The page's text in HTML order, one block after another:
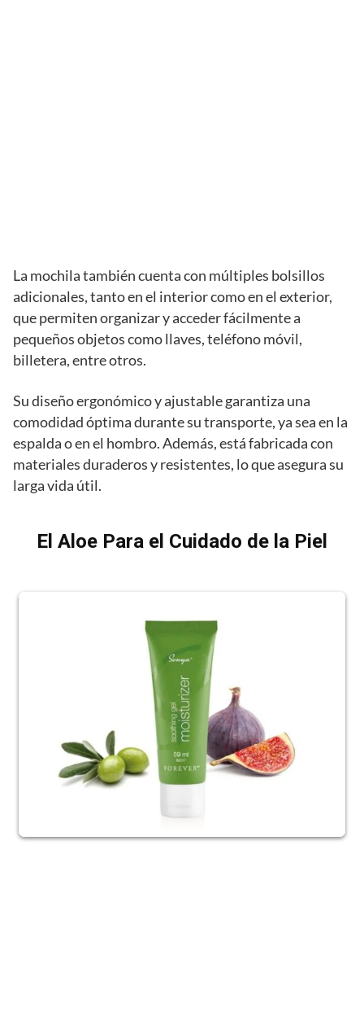
La mochila también cuenta con múltiples bolsillos
adicionales, tanto en el interior como en el exterior,
que permiten organizar y acceder fácilmente a
pequeños objetos como llaves, teléfono móvil,
billetera, entre otros.
Su diseño ergonómico y ajustable garantiza una
comodidad óptima durante su transporte, ya sea en la
espalda o en el hombro. Además, está fabricada con
materiales duraderos y resistentes, lo que asegura su
larga vida útil.
El Aloe Para el Cuidado de la Piel